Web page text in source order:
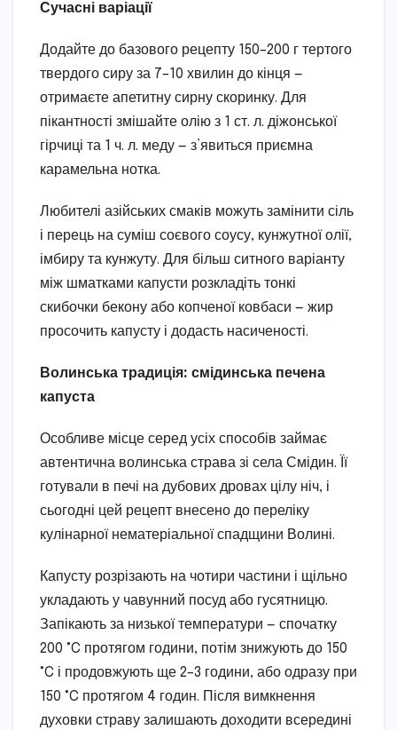
Сучасні варіації
Додайте до базового рецепту 150–200 г тертого
твердого сиру за 7–10 хвилин до кінця —
отримаєте апетитну сирну скоринку. Для
пікантності змішайте олію з 1 ст. л. діжонської
гірчиці та 1 ч. л. меду — з’явиться приємна
карамельна нотка.
Любителі азійських смаків можуть замінити сіль
і перець на суміш соєвого соусу, кунжутної олії,
імбиру та кунжуту. Для більш ситного варіанту
між шматками капусти розкладіть тонкі
скибочки бекону або копченої ковбаси — жир
просочить капусту і додасть насиченості.
Волинська традиція: смідинська печена
капуста
Особливе місце серед усіх способів займає
автентична волинська страва зі села Смідин. Її
готували в печі на дубових дровах цілу ніч, і
сьогодні цей рецепт внесено до переліку
кулінарної нематеріальної спадщини Волині.
Капусту розрізають на чотири частини і щільно
укладають у чавунний посуд або гусятницю.
Запікають за низької температури — спочатку
200 °C протягом години, потім знижують до 150
°C і продовжують ще 2–3 години, або одразу при
150 °C протягом 4 годин. Після вимкнення
духовки страву залишають доходити всередині